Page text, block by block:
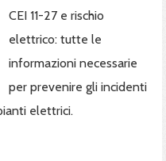
CEI 11-27 e rischio
elettrico: tutte le
informazioni necessarie
per prevenire gli incidenti
elettrici.